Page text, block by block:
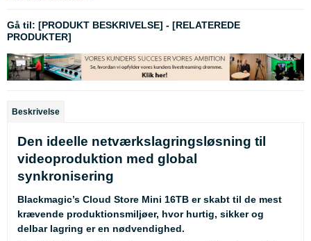
Gå til: [PRODUKT BESKRIVELSE] - [RELATEREDE
PRODUKTER]
Beskrivelse
Den ideelle netværkslagringsløsning til
videoproduktion med global
synkronisering
Blackmagic’s Cloud Store Mini 16TB er skabt til de mest
krævende produktionsmiljøer, hvor hurtig, sikker og
delbar lagring er en nødvendighed.